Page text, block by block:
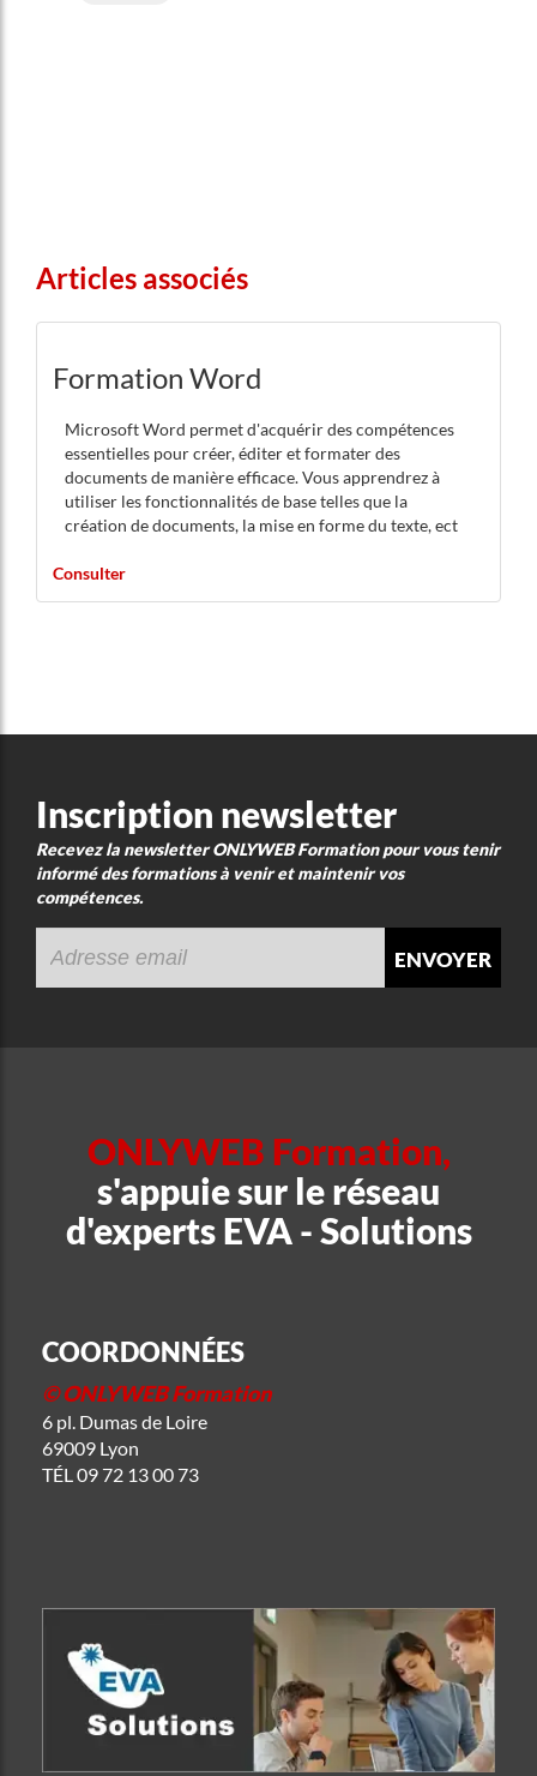
Articles associés
Formation Word
Microsoft Word permet d'acquérir des compétences
essentielles pour créer, éditer et formater des
documents de manière efficace. Vous apprendrez à
utiliser les fonctionnalités de base telles que la
création de documents, la mise en forme du texte, ect
Consulter
Inscription newsletter
Recevez la newsletter ONLYWEB Formation pour vous tenir
informé des formations à venir et maintenir vos
compétences.
envoyer
ONLYWEB Formation,
s'appuie sur le réseau
d'experts EVA - Solutions
COORDONNÉES
© ONLYWEB Formation
6 pl. Dumas de Loire
69009 Lyon
TÉL09 72 13 00 73